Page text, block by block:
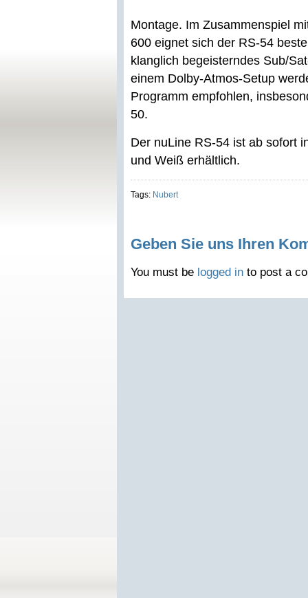
Montage. Im Zusammenspiel
600 eignet sich der RS-54
klanglich begeisterndes Sub/
einem Dolby-Atmos-Setup
Programm empfohlen,
50.
Der nuLine RS-54 ist ab sofort
und Weiß erhältlich.
Tags: Nubert
Geben Sie uns Ihren
You must be logged in to post a